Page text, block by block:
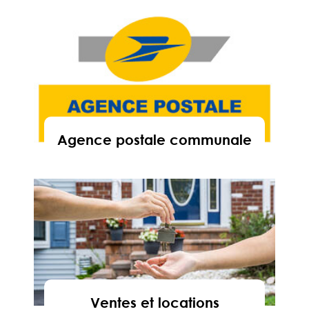
Agence postale communale
Ventes et locations